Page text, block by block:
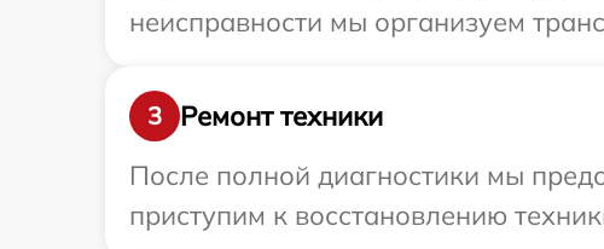
неисправности мы организуем
3
Ремонт техники
После полной диагностики мы
приступим к восстановлению